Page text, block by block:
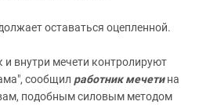
оставаться оцепленной.
внутри мечети контролируют
сообщил работник мечетина
подобным силовым методом